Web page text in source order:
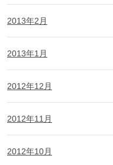
2013年2月
2013年1月
2012年12月
2012年11月
2012年10月